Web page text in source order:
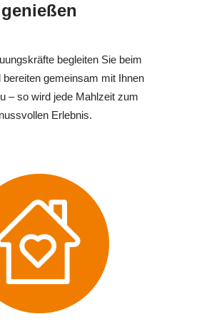
genießen
begleiten Sie beim
bereiten gemeinsam mit Ihnen
– so wird jede Mahlzeit zum
Erlebnis.